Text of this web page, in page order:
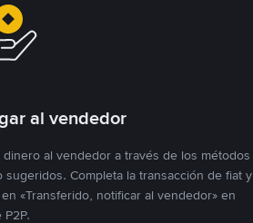
al vendedor
dinero al vendedor a través de los métodos
sugeridos. Completa la transacción de fiat y
«Transferido, notificar al vendedor» en
P2P.